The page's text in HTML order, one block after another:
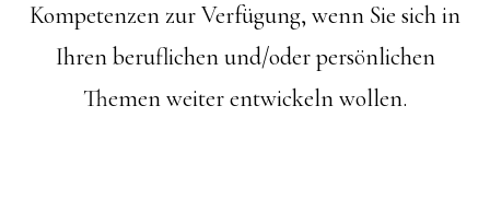
Kompetenzen zur Verfügung, wenn Sie sich in
Ihren beruflichen und/oder persönlichen
Themen weiter entwickeln wollen.